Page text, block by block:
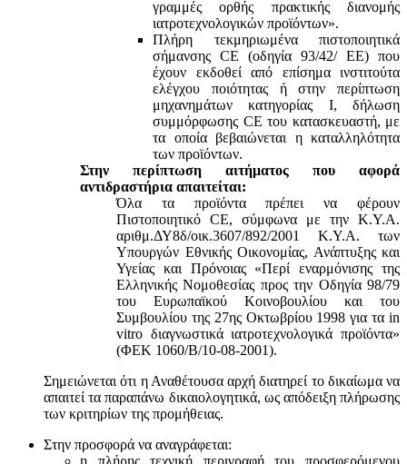
γραμμές ορθής πρακτικής διανομής
ιατροτεχνολογικών προϊόντων».
Πλήρη τεκμηριωμένα πιστοποιητικά
σήμανσης CE (οδηγία 93/42/ ΕΕ) που
έχουν εκδοθεί από επίσημα ινστιτούτα
ελέγχου ποιότητας ή στην περίπτωση
μηχανημάτων κατηγορίας Ι, δήλωση
συμμόρφωσης CE του κατασκευαστή, με
τα οποία βεβαιώνεται η καταλληλότητα
των προϊόντων.
Στην περίπτωση αιτήματος που αφορά
αντιδραστήρια απαιτείται:
Όλα τα προϊόντα πρέπει να φέρουν
Πιστοποιητικό CE, σύμφωνα με την Κ.Υ.Α.
αριθμ.ΔΥ8δ/οικ.3607/892/2001 Κ.Υ.Α. των
Υπουργών Εθνικής Οικονομίας, Ανάπτυξης και
Υγείας και Πρόνοιας «Περί εναρμόνισης της
Ελληνικής Νομοθεσίας προς την Οδηγία 98/79
του Ευρωπαϊκού Κοινοβουλίου και του
Συμβουλίου της 27ης Οκτωβρίου 1998 για τα in
vitro διαγνωστικά ιατροτεχνολογικά προϊόντα»
(ΦΕΚ 1060/Β/10-08-2001).
Σημειώνεται ότι η Αναθέτουσα αρχή διατηρεί το δικαίωμα να
απαιτεί τα παραπάνω δικαιολογητικά, ως απόδειξη πλήρωσης
των κριτηρίων της προμήθειας.
Στην προσφορά να αναγράφεται: